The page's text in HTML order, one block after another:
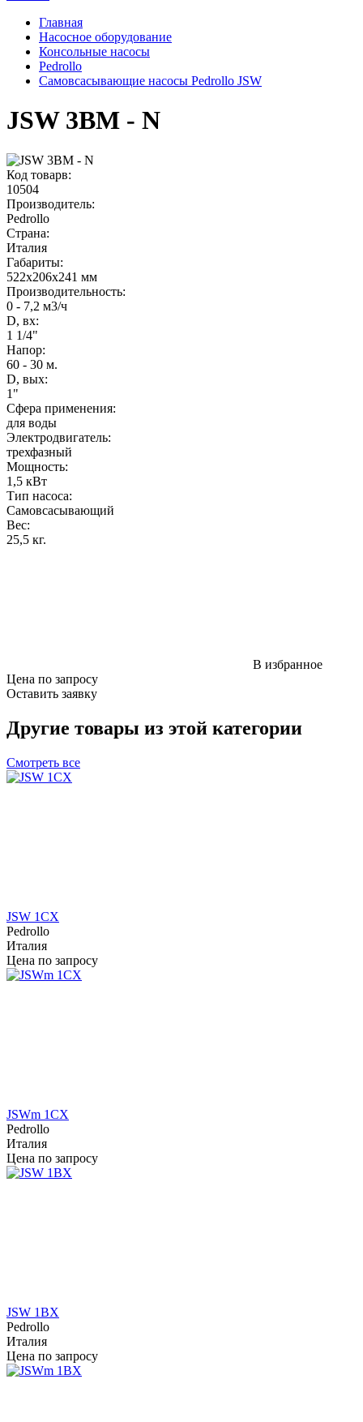
Главная
Насосное оборудование
Консольные насосы
Pedrollo
Самовсасывающие насосы Pedrollo JSW
JSW 3BM - N
Код товарв:
10504
Производитель:
Pedrollo
Страна:
Италия
Габариты:
522x206x241 мм
Производительность:
0 - 7,2 м3/ч
D, вх:
1 1/4"
Напор:
60 - 30 м.
D, вых:
1"
Сфера применения:
для воды
Электродвигатель:
трехфазный
Мощность:
1,5 кВт
Тип насоса:
Самовсасывающий
Вес:
25,5 кг.
В избранное
Цена по запросу
Оставить заявку
Другие товары из этой категории
Смотреть все
JSW 1CX
Pedrollo
Италия
Цена по запросу
JSWm 1CX
Pedrollo
Италия
Цена по запросу
JSW 1BX
Pedrollo
Италия
Цена по запросу